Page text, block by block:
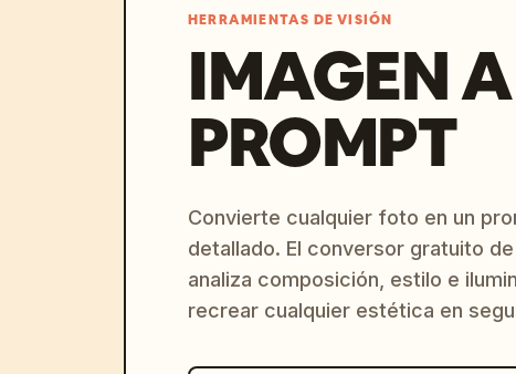
HERRAMIENTAS DE VISIÓN
IMAGEN A
PROMPT
Convierte cualquier foto en un
detallado. El conversor gratuito
analiza composición, estilo e
recrear cualquier estética en